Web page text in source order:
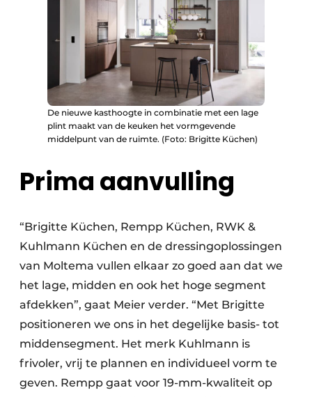
De nieuwe kasthoogte in combinatie met een lage
plint maakt van de keuken het vormgevende
middelpunt van de ruimte. (Foto: Brigitte Küchen)
Prima aanvulling
“Brigitte Küchen, Rempp Küchen, RWK &
Kuhlmann Küchen en de dressingoplossingen
van Moltema vullen elkaar zo goed aan dat we
het lage, midden en ook het hoge segment
afdekken”, gaat Meier verder. “Met Brigitte
positioneren we ons in het degelijke basis- tot
middensegment. Het merk Kuhlmann is
frivoler, vrij te plannen en individueel vorm te
geven. Rempp gaat voor 19-mm-kwaliteit op